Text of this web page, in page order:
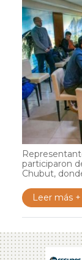
participaron
Chubut,
Leer más +